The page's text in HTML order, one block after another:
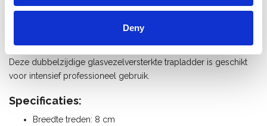
Deny
Goede chemische bestendigheid in zowel zure als basisch
Deze dubbelzijdige glasvezelversterkte trapladder is geschikt
voor intensief professioneel gebruik.
Specificaties:
Breedte treden: 8 cm